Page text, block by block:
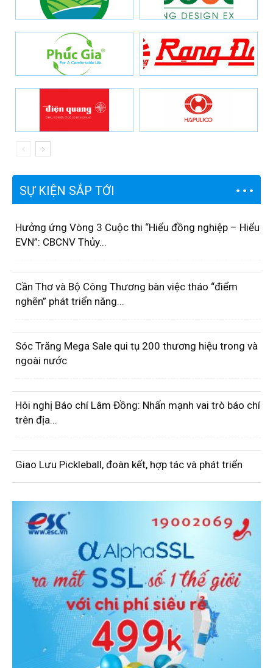
SỰ KIỆN SẮP TỚI
Hưởng ứng Vòng 3 Cuộc thi “Hiểu đồng nghiệp – Hiểu
EVN”: CBCNV Thủy...
Cần Thơ và Bộ Công Thương bàn việc tháo “điểm
nghẽn” phát triển năng...
Sóc Trăng Mega Sale qui tụ 200 thương hiệu trong và
ngoài nước
Hôi nghị Báo chí Lâm Đồng: Nhấn mạnh vai trò báo chí
trên địa...
Giao Lưu Pickleball, đoàn kết, hợp tác và phát triển